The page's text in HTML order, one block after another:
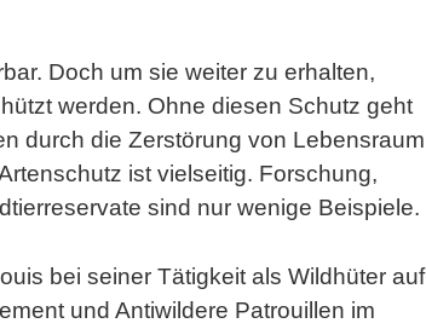
Doch um sie weiter zu erhalten,
werden. Ohne diesen Schutz geht
durch die Zerstörung von Lebensraum
ist vielseitig. Forschung,
sind nur wenige Beispiele.
bei seiner Tätigkeit als Wildhüter auf
und Antiwildere Patrouillen im